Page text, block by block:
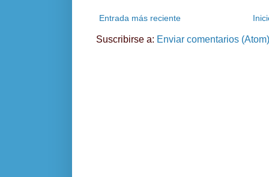
Entrada más reciente
Suscribirse a: Enviar comentarios (Atom)